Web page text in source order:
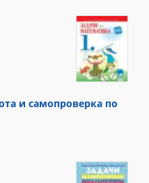
и самопроверка по